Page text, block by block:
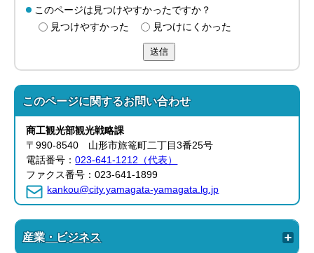
このページは見つけやすかったですか？
見つけやすかった
見つけにくかった
送信
このページに関するお問い合わせ
商工観光部観光戦略課
〒990-8540 山形市旅篭町二丁目3番25号
電話番号：023-641-1212（代表）
ファクス番号：023-641-1899
kankou@city.yamagata-yamagata.lg.jp
産業・ビジネス